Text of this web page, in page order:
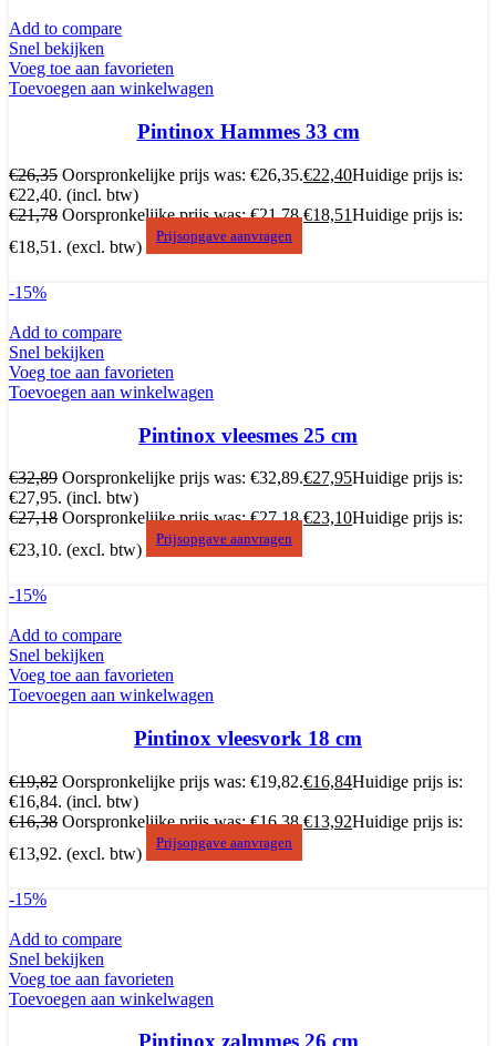
Add to compare
Snel bekijken
Voeg toe aan favorieten
Toevoegen aan winkelwagen
Pintinox Hammes 33 cm
€26,35 Oorspronkelijke prijs was: €26,35.€22,40Huidige prijs is:
€22,40. (incl. btw)
€21,78 Oorspronkelijke prijs was: €21,78.€18,51Huidige prijs is:
€18,51. (excl. btw)
Prijsopgave aanvragen
-15%
Add to compare
Snel bekijken
Voeg toe aan favorieten
Toevoegen aan winkelwagen
Pintinox vleesmes 25 cm
€32,89 Oorspronkelijke prijs was: €32,89.€27,95Huidige prijs is:
€27,95. (incl. btw)
€27,18 Oorspronkelijke prijs was: €27,18.€23,10Huidige prijs is:
€23,10. (excl. btw)
Prijsopgave aanvragen
-15%
Add to compare
Snel bekijken
Voeg toe aan favorieten
Toevoegen aan winkelwagen
Pintinox vleesvork 18 cm
€19,82 Oorspronkelijke prijs was: €19,82.€16,84Huidige prijs is:
€16,84. (incl. btw)
€16,38 Oorspronkelijke prijs was: €16,38.€13,92Huidige prijs is:
€13,92. (excl. btw)
Prijsopgave aanvragen
-15%
Add to compare
Snel bekijken
Voeg toe aan favorieten
Toevoegen aan winkelwagen